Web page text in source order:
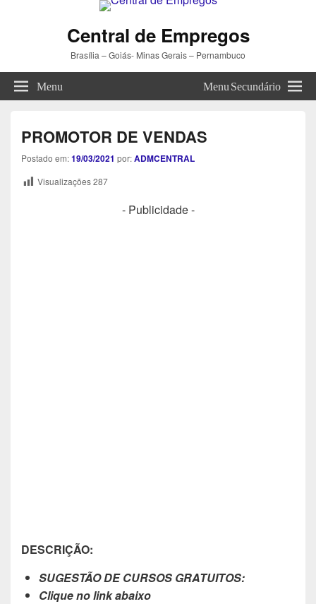
Central de Empregos
Brasília – Goiás- Minas Gerais – Pernambuco
Menu Menu Secundário
PROMOTOR DE VENDAS
Postado em:19/03/2021 por:ADMCENTRAL
Visualizações287
- Publicidade -
DESCRIÇÃO:
SUGESTÃO DE CURSOS GRATUITOS:
Clique no link abaixo